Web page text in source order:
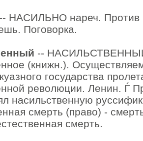
-- НАСИЛЬНО нареч. Против
Поговорка.
-- НАСИЛЬСТВЕННЫЙ
(книжн.).
государства
революции. Ленин. Ѓ
насильственную
смерть (право) -
смерть.